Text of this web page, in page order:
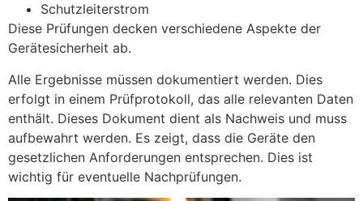
Schutzleiterstrom
Diese Prüfungen decken verschiedene Aspekte der
Gerätesicherheit ab.
Alle Ergebnisse müssen dokumentiert werden. Dies
erfolgt in einem Prüfprotokoll, das alle relevanten Daten
enthält. Dieses Dokument dient als Nachweis und muss
aufbewahrt werden. Es zeigt, dass die Geräte den
gesetzlichen Anforderungen entsprechen. Dies ist
wichtig für eventuelle Nachprüfungen.